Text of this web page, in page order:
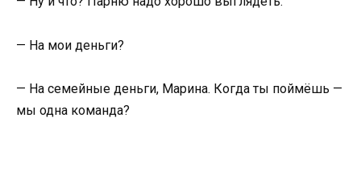
— На мои деньги?
— На семейные деньги, Марина. Когда ты поймёшь —
мы одна команда?